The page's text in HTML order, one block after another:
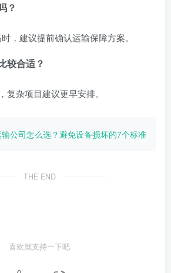
？
，建议提前确认运输保障方案。
较合适？
复杂项目建议更早安排。
公司怎么选？避免设备损坏的7个标准
THE END
喜欢就支持一下吧